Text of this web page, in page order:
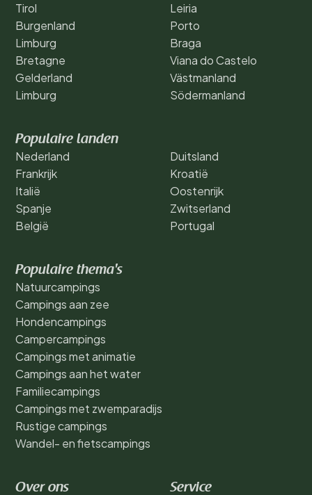
Tirol
Burgenland
Limburg
Bretagne
Gelderland
Limburg
Leiria
Porto
Braga
Viana do Castelo
Västmanland
Södermanland
Populaire landen
Nederland
Frankrijk
Italië
Spanje
België
Duitsland
Kroatië
Oostenrijk
Zwitserland
Portugal
Populaire thema's
Natuurcampings
Campings aan zee
Hondencampings
Campercampings
Campings met animatie
Campings aan het water
Familiecampings
Campings met zwemparadijs
Rustige campings
Wandel- en fietscampings
Over ons Service